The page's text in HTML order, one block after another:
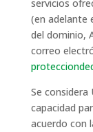
servicios
(en adelante
del dominio,
correo
Se considera
capacidad
acuerdo con